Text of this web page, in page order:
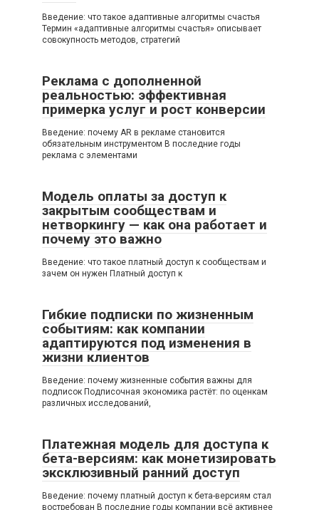
Введение: что такое адаптивные алгоритмы счастья
Термин «адаптивные алгоритмы счастья» описывает
совокупность методов, стратегий
Реклама с дополненной
реальностью: эффективная
примерка услуг и рост конверсии
Введение: почему AR в рекламе становится
обязательным инструментом В последние годы
реклама с элементами
Модель оплаты за доступ к
закрытым сообществам и
нетворкингу — как она работает и
почему это важно
Введение: что такое платный доступ к сообществам и
зачем он нужен Платный доступ к
Гибкие подписки по жизненным
событиям: как компании
адаптируются под изменения в
жизни клиентов
Введение: почему жизненные события важны для
подписок Подписочная экономика растёт: по оценкам
различных исследований,
Платежная модель для доступа к
бета-версиям: как монетизировать
эксклюзивный ранний доступ
Введение: почему платный доступ к бета-версиям стал
востребован В последние годы компании всё активнее